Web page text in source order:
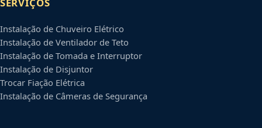
Instalação de Chuveiro Elétrico
Instalação de Ventilador de Teto
Instalação de Tomada e Interruptor
Instalação de Disjuntor
Trocar Fiação Elétrica
Instalação de Câmeras de Segurança